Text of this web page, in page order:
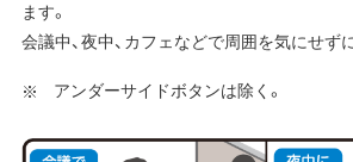
ます。
会議中、夜中、カフェなどで周囲を気にせず
アンダーサイドボタンは除く。